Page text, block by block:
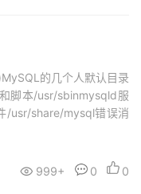
的几个人默认目录
脚本/usr/sbinmysqld服
/usr/share/mysql错误消
1...
999+ 0 0